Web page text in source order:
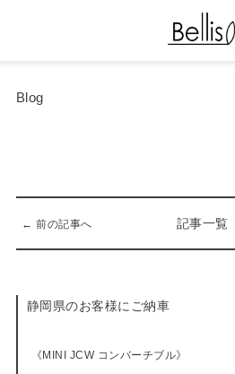
Blog
← 前の記事へ 記事一覧
静岡県のお客様にご納車
《MINI JCW コンバーチブル》